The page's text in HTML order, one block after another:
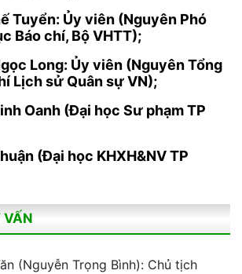
Tuyển: Ủy viên (Nguyên Phó
Báo chí, Bộ VHTT);
Long: Ủy viên (Nguyên Tổng
Lịch sử Quân sự VN);
Oanh (Đại học Sư phạm TP
(Đại học KHXH&NV TP
VẤN
(Nguyễn Trọng Bình): Chủ tịch